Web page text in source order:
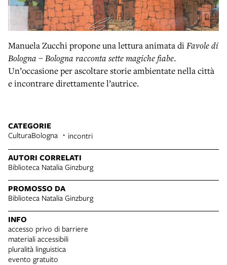
Manuela Zucchi propone una lettura animata diFavole di
Bologna – Bologna racconta sette magiche fiabe.
Un’occasione per ascoltare storie ambientate nella città
e incontrare direttamente l’autrice.
CATEGORIE
CulturaBologna incontri
AUTORI CORRELATI
Biblioteca Natalia Ginzburg
PROMOSSO DA
Biblioteca Natalia Ginzburg
INFO
accesso privo di barriere
materiali accessibili
pluralità linguistica
evento gratuito